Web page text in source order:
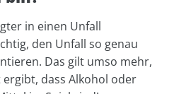
in einen Unfall
den Unfall so genau
Das gilt umso mehr,
dass Alkohol oder